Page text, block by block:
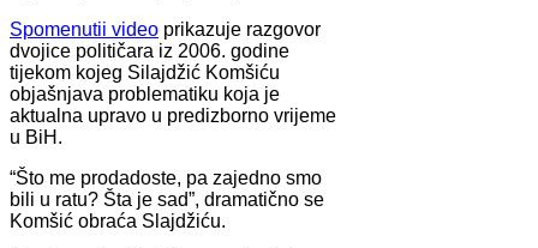
Spomenutii video prikazuje razgovor
dvojice političara iz 2006. godine
tijekom kojeg Silajdžić Komšiću
objašnjava problematiku koja je
aktualna upravo u predizborno vrijeme
u BiH.
“Što me prodadoste, pa zajedno smo
bili u ratu? Šta je sad”, dramatično se
Komšić obraća Slajdžiću.